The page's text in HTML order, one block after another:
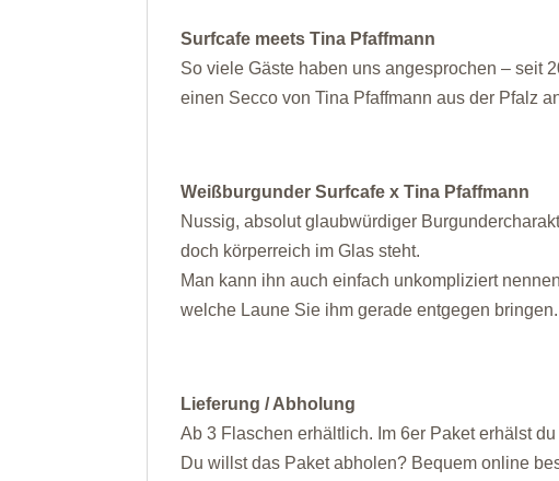
Surfcafe meets Tina Pfaffmann
So viele Gäste haben uns angesprochen – seit
einen Secco von Tina Pfaffmann aus der Pfalz
Weißburgunder Surfcafe x Tina Pfaffmann
Nussig, absolut glaubwürdiger
doch körperreich im Glas steht.
Man kann ihn auch einfach unkompliziert
welche Laune Sie ihm gerade entgegen bringen.
Lieferung / Abholung
Ab 3 Flaschen erhältlich. Im 6er Paket erhälst
Du willst das Paket abholen? Bequem online